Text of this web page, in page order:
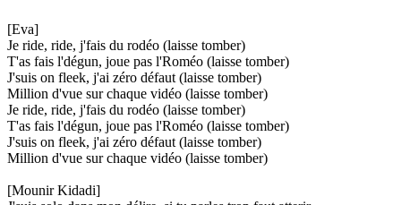
[Eva]
Je ride, ride, j'fais du rodéo (laisse tomber)
T'as fais l'dégun, joue pas l'Roméo (laisse tomber)
J'suis on fleek, j'ai zéro défaut (laisse tomber)
Million d'vue sur chaque vidéo (laisse tomber)
Je ride, ride, j'fais du rodéo (laisse tomber)
T'as fais l'dégun, joue pas l'Roméo (laisse tomber)
J'suis on fleek, j'ai zéro défaut (laisse tomber)
Million d'vue sur chaque vidéo (laisse tomber)
[Mounir Kidadi]